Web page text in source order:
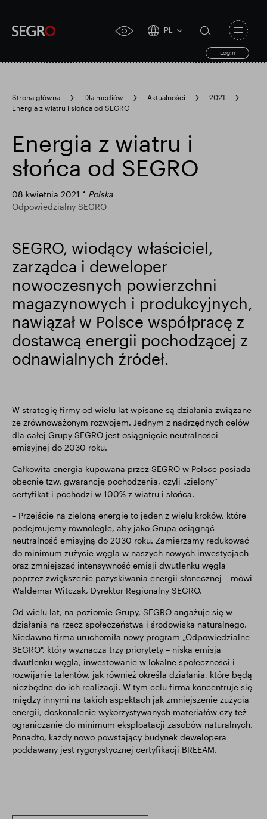
accessibility
PL
Login
search
form
Submit
search
Search
Popularne wyszukiwanie
Wyniki finansowe Aktualizacja handlowa
Inteligentny park
toggle
Strona główna Dla mediów Aktualności
2021
Energia z wiatru i słońca od SEGRO
Energia z wiatru i
słońca od SEGRO
08 kwietnia 2021
Polska
Odpowiedzialny SEGRO
SEGRO, wiodący właściciel,
zarządca i deweloper
nowoczesnych powierzchni
magazynowych i produkcyjnych,
nawiązał w Polsce współpracę z
dostawcą energii pochodzącej z
odnawialnych źródeł.
W strategię firmy od wielu lat wpisane są działania związane
ze zrównoważonym rozwojem. Jednym z nadrzędnych celów
dla całej Grupy SEGRO jest osiągnięcie neutralności
emisyjnej do 2030 roku.
Całkowita energia kupowana przez SEGRO w Polsce posiada
obecnie tzw. gwarancję pochodzenia, czyli „zielony”
certyfikat i pochodzi w 100% z wiatru i słońca.
– Przejście na zieloną energię to jeden z wielu kroków, które
podejmujemy równolegle, aby jako Grupa osiągnąć
neutralność emisyjną do 2030 roku. Zamierzamy redukować
do minimum zużycie węgla w naszych nowych inwestycjach
oraz zmniejszać intensywność emisji dwutlenku węgla
poprzez zwiększenie pozyskiwania energii słonecznej – mówi
Waldemar Witczak, Dyrektor Regionalny SEGRO.
Od wielu lat, na poziomie Grupy, SEGRO angażuje się w
działania na rzecz społeczeństwa i środowiska naturalnego.
Niedawno firma uruchomiła nowy program „Odpowiedzialne
SEGRO", który wyznacza trzy priorytety – niska emisja
dwutlenku węgla, inwestowanie w lokalne społeczności i
rozwijanie talentów, jak również określa działania, które będą
niezbędne do ich realizacji. W tym celu firma koncentruje się
między innymi na takich aspektach jak zmniejszenie zużycia
energii, doskonalenie wykorzystywanych materiałów czy też
ograniczanie do minimum eksploatacji zasobów naturalnych.
Ponadto, każdy nowo powstający budynek dewelopera
poddawany jest rygorystycznej certyfikacji BREEAM.